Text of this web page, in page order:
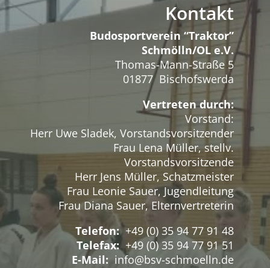
Kontakt
Budosportverein “Traktor”
Schmölln/OL e.V.
Thomas-Mann-Straße 5
01877 Bischofswerda
Vertreten durch:
Vorstand:
Herr Uwe Sladek, Vorstandsvorsitzender
Frau Lena Müller, stellv.
Vorstandsvorsitzende
Herr Jens Müller, Schatzmeister
Frau Leonie Sauer, Jugendleitung
Frau Diana Sauer, Elternvertreterin
Telefon:+49 (0) 35 94 77 91 48
Telefax: +49 (0) 35 94 77 91 51
E-Mail: info@bsv-schmoelln.de